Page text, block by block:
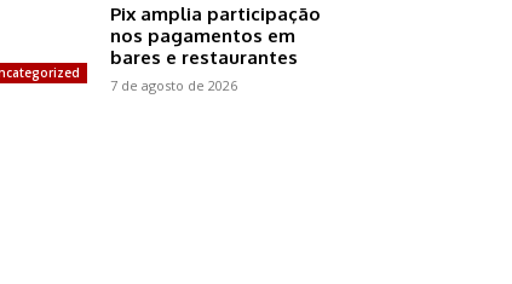
Pix amplia participação
nos pagamentos em
bares e restaurantes
7 de agosto de 2026